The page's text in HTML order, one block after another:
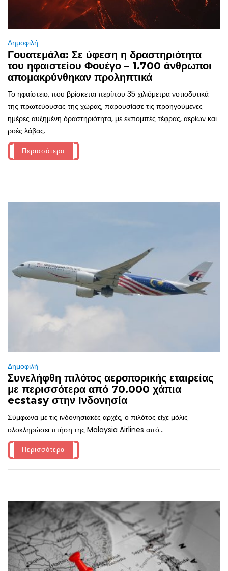
Δημοφιλή
Γουατεμάλα: Σε ύφεση η δραστηριότητα
του ηφαιστείου Φουέγο – 1.700 άνθρωποι
απομακρύνθηκαν προληπτικά
Το ηφαίστειο, που βρίσκεται περίπου 35 χιλιόμετρα νοτιοδυτικά
της πρωτεύουσας της χώρας, παρουσίασε τις προηγούμενες
ημέρες αυξημένη δραστηριότητα, με εκπομπές τέφρας, αερίων και
ροές λάβας.
Περισσότερα
Δημοφιλή
Συνελήφθη πιλότος αεροπορικής εταιρείας
με περισσότερα από 70.000 χάπια
ecstasy στην Ινδονησία
Σύμφωνα με τις ινδονησιακές αρχές, ο πιλότος είχε μόλις
ολοκληρώσει πτήση της Malaysia Airlines από...
Περισσότερα